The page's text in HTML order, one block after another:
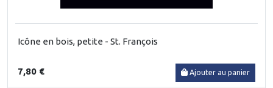
Icône en bois, petite - St. François
7,80 € Ajouter au panier